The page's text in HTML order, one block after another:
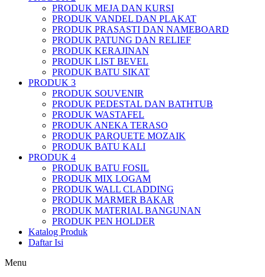
PRODUK MEJA DAN KURSI
PRODUK VANDEL DAN PLAKAT
PRODUK PRASASTI DAN NAMEBOARD
PRODUK PATUNG DAN RELIEF
PRODUK KERAJINAN
PRODUK LIST BEVEL
PRODUK BATU SIKAT
PRODUK 3
PRODUK SOUVENIR
PRODUK PEDESTAL DAN BATHTUB
PRODUK WASTAFEL
PRODUK ANEKA TERASO
PRODUK PARQUETE MOZAIK
PRODUK BATU KALI
PRODUK 4
PRODUK BATU FOSIL
PRODUK MIX LOGAM
PRODUK WALL CLADDING
PRODUK MARMER BAKAR
PRODUK MATERIAL BANGUNAN
PRODUK PEN HOLDER
Katalog Produk
Daftar Isi
Menu